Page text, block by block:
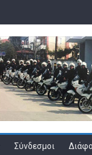
Σύνδεσμοι